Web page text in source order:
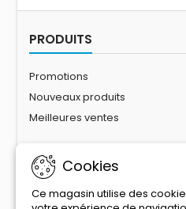
PRODUITS
Promotions
Nouveaux produits
Meilleures ventes
Cookies
Ce magasin utilise des